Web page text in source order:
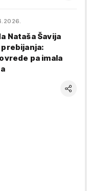
Nataša Šavija
pa imala